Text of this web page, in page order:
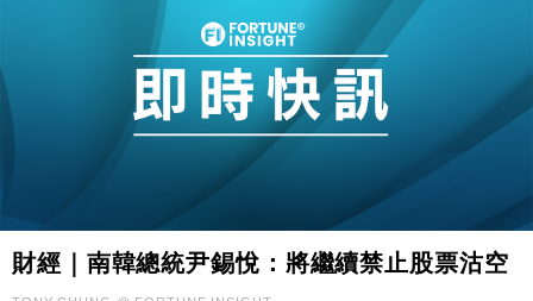
財經｜南韓總統尹錫悅：將繼續禁止股票沽空